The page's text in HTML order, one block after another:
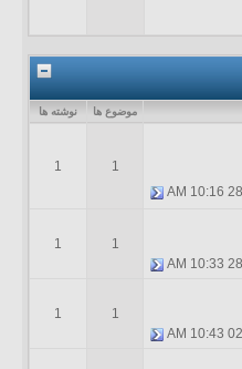
موضوع ها نوشته ها
10:16 AM
1
1
10:33 AM
1
1
10:43 AM
1
1